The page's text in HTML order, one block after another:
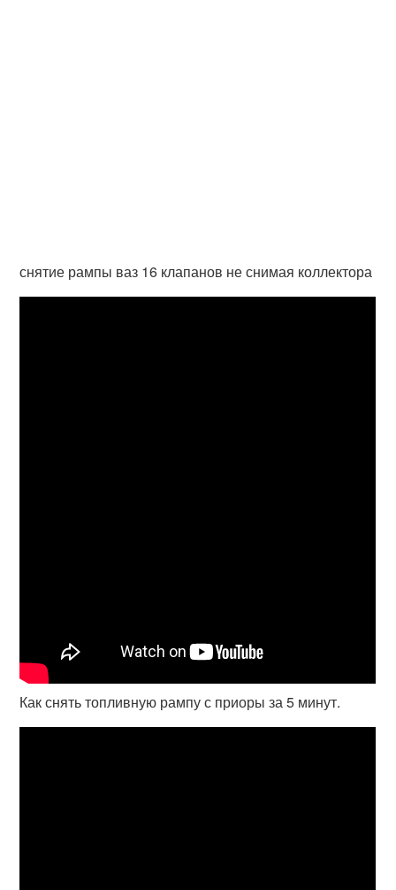
снятие рампы ваз 16 клапанов не снимая коллектора
Как снять топливную рампу с приоры за 5 минут.